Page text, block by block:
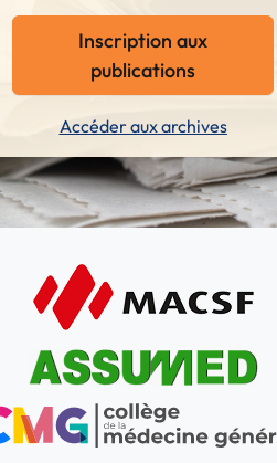
Inscription aux
publications
Accéder aux archives